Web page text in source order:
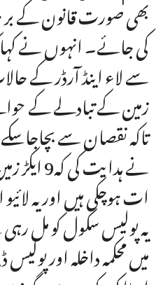
بھی صورت قانون کے بر
کی جائے۔ انہوں نے
سے لاء اینڈ آرڈر کے
زمین کے تبادلے کے
تاکہ نقصان سے
نے ہدایت
ات ہوچکی ہیں اور یہ
یہ پولیس سکول کو مل
میں محکمہ داخلہ اور